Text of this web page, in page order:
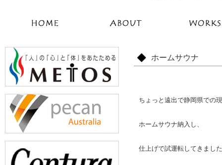
ホームサウナ
ちょっと遠出で静岡県での
ホームサウナ納入し、
仕上げで試運転してきまし